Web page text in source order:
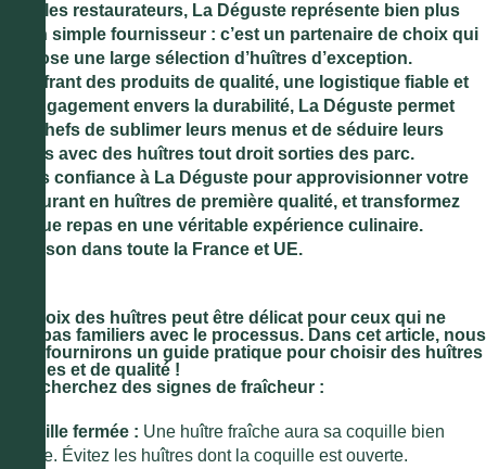
Pour les restaurateurs, La Déguste représente bien plus
qu’un simple fournisseur : c’est un partenaire de choix qui
propose une large sélection d’huîtres d’exception.
En offrant des produits de qualité, une logistique fiable et
un engagement envers la durabilité, La Déguste permet
aux chefs de sublimer leurs menus et de séduire leurs
clients avec des huîtres tout droit sorties des parc.
Faites confiance à La Déguste pour approvisionner votre
restaurant en huîtres de première qualité, et transformez
chaque repas en une véritable expérience culinaire.
Livraison dans toute la France et UE.
Le choix des huîtres peut être délicat pour ceux qui ne
sont pas familiers avec le processus. Dans cet article, nous
vous fournirons un guide pratique pour choisir des huîtres
fraîches et de qualité !
1. Recherchez des signes de fraîcheur :
Coquille fermée : Une huître fraîche aura sa coquille bien
fermée. Évitez les huîtres dont la coquille est ouverte.